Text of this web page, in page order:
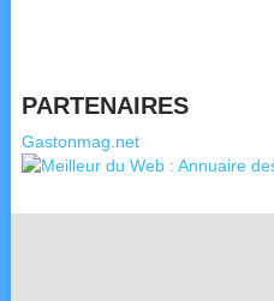
PARTENAIRES
Gastonmag.net